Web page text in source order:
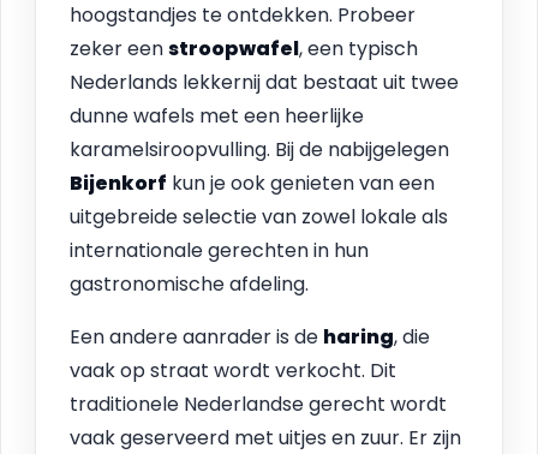
hoogstandjes te ontdekken. Probeer
zeker eenstroopwafel, een typisch
Nederlands lekkernij dat bestaat uit twee
dunne wafels met een heerlijke
karamelsiroopvulling. Bij de nabijgelegen
Bijenkorf kun je ook genieten van een
uitgebreide selectie van zowel lokale als
internationale gerechten in hun
gastronomische afdeling.
Een andere aanrader is de haring, die
vaak op straat wordt verkocht. Dit
traditionele Nederlandse gerecht wordt
vaak geserveerd met uitjes en zuur. Er zijn